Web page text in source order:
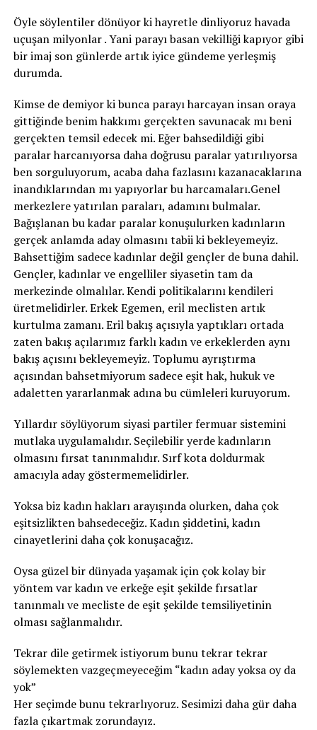
Öyle söylentiler dönüyor ki hayretle dinliyoruz havada
uçuşan milyonlar . Yani parayı basan vekilliği kapıyor gibi
bir imaj son günlerde artık iyice gündeme yerleşmiş
durumda.
Kimse de demiyor ki bunca parayı harcayan insan oraya
gittiğinde benim hakkımı gerçekten savunacak mı beni
gerçekten temsil edecek mi. Eğer bahsedildiği gibi
paralar harcanıyorsa daha doğrusu paralar yatırılıyorsa
ben sorguluyorum, acaba daha fazlasını kazanacaklarına
inandıklarından mı yapıyorlar bu harcamaları.Genel
merkezlere yatırılan paraları, adamını bulmalar.
Bağışlanan bu kadar paralar konuşulurken kadınların
gerçek anlamda aday olmasını tabii ki bekleyemeyiz.
Bahsettiğim sadece kadınlar değil gençler de buna dahil.
Gençler, kadınlar ve engelliler siyasetin tam da
merkezinde olmalılar. Kendi politikalarını kendileri
üretmelidirler. Erkek Egemen, eril meclisten artık
kurtulma zamanı. Eril bakış açısıyla yaptıkları ortada
zaten bakış açılarımız farklı kadın ve erkeklerden aynı
bakış açısını bekleyemeyiz. Toplumu ayrıştırma
açısından bahsetmiyorum sadece eşit hak, hukuk ve
adaletten yararlanmak adına bu cümleleri kuruyorum.
Yıllardır söylüyorum siyasi partiler fermuar sistemini
mutlaka uygulamalıdır. Seçilebilir yerde kadınların
olmasını fırsat tanınmalıdır. Sırf kota doldurmak
amacıyla aday göstermemelidirler.
Yoksa biz kadın hakları arayışında olurken, daha çok
eşitsizlikten bahsedeceğiz. Kadın şiddetini, kadın
cinayetlerini daha çok konuşacağız.
Oysa güzel bir dünyada yaşamak için çok kolay bir
yöntem var kadın ve erkeğe eşit şekilde fırsatlar
tanınmalı ve mecliste de eşit şekilde temsiliyetinin
olması sağlanmalıdır.
Tekrar dile getirmek istiyorum bunu tekrar tekrar
söylemekten vazgeçmeyeceğim “kadın aday yoksa oy da
yok”
Her seçimde bunu tekrarlıyoruz. Sesimizi daha gür daha
fazla çıkartmak zorundayız.